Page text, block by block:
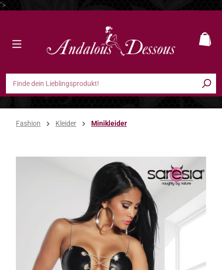
">
Fashion Kleider Minikleider